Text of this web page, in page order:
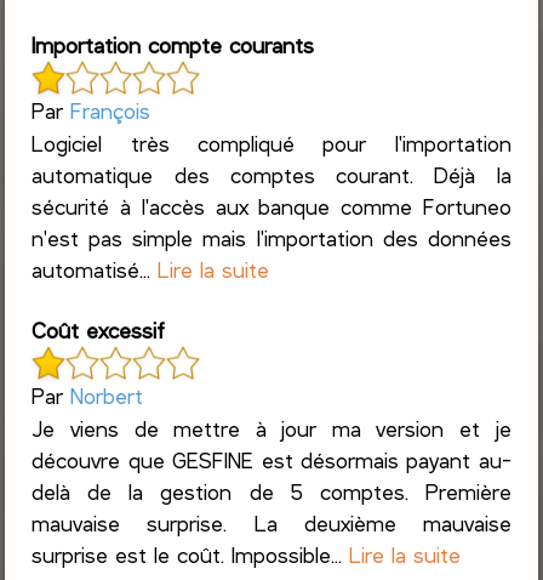
Importation compte courants
ParFrançois
Logiciel très compliqué pour l'importation
automatique des comptes courant. Déjà la
sécurité à l'accès aux banque comme Fortuneo
n'est pas simple mais l'importation des données
automatisé...Lire la suite
Coût excessif
ParNorbert
Je viens de mettre à jour ma version et je
découvre que GESFINE est désormais payant au-
delà de la gestion de 5 comptes. Première
mauvaise surprise. La deuxième mauvaise
surprise est le coût. Impossible...Lire la suite